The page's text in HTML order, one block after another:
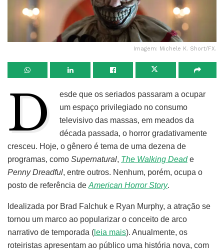
Imagem: Michele K. Short/FX.
D
esde que os seriados passaram a ocupar
um espaço privilegiado no consumo
televisivo das massas, em meados da
década passada, o horror gradativamente
cresceu. Hoje, o gênero é tema de uma dezena de
programas, como Supernatural, The Walking Deade
Penny Dreadful, entre outros. Nenhum, porém, ocupa o
posto de referência de American Horror Story.
Idealizada por Brad Falchuk e Ryan Murphy, a atração se
tornou um marco ao popularizar o conceito de arco
narrativo de temporada ( leia mais). Anualmente, os
roteiristas apresentam ao público uma história nova, com